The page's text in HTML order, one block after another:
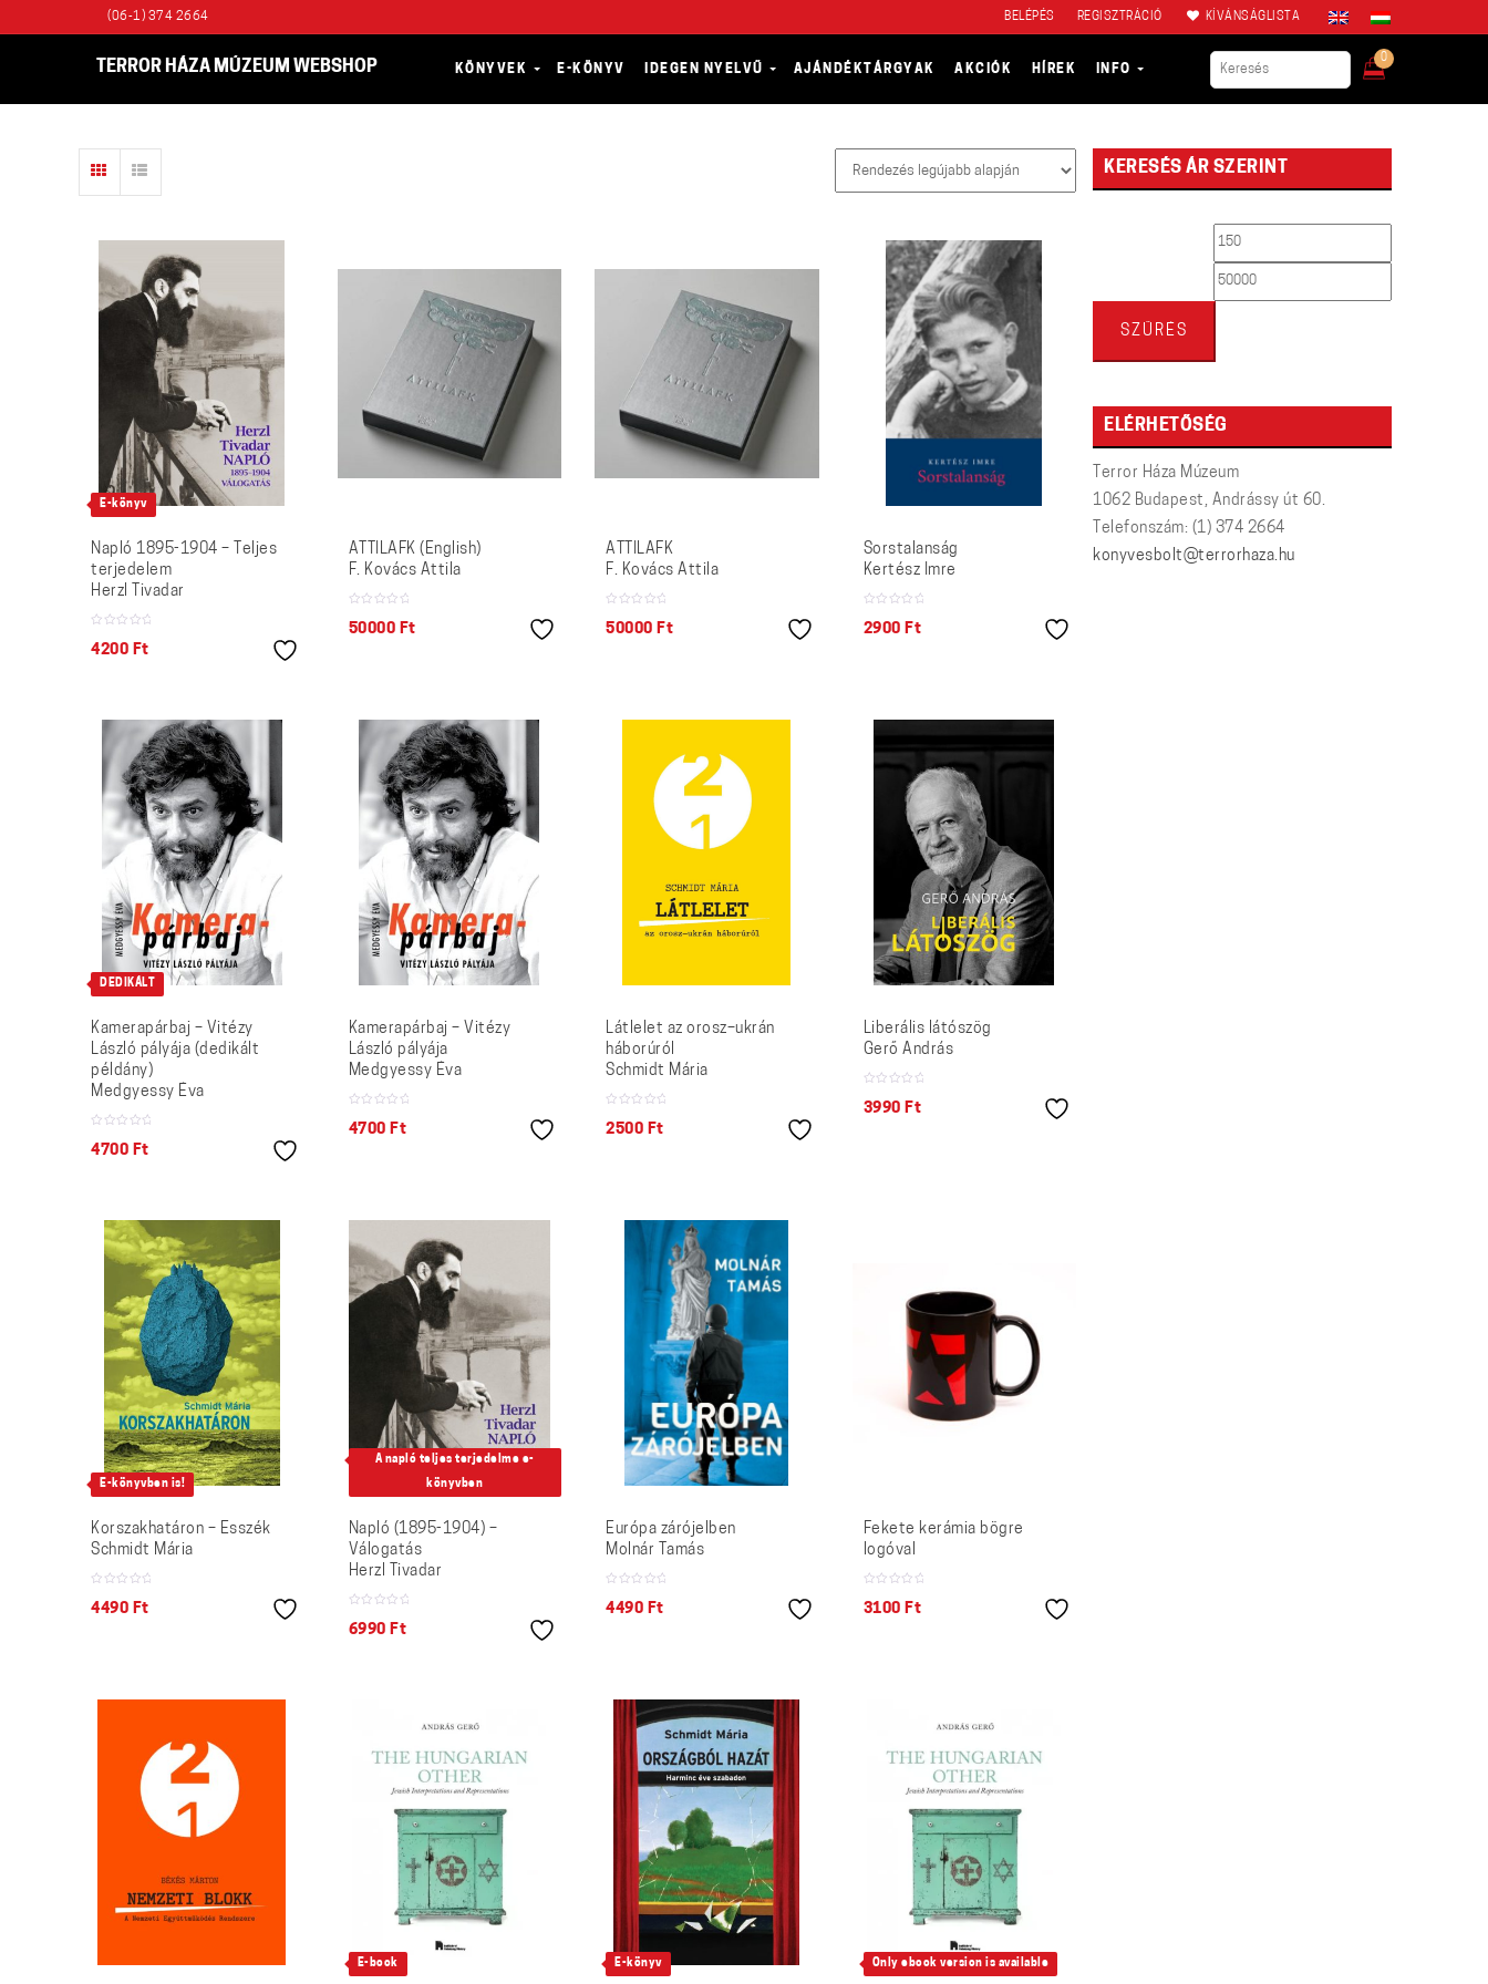
(06-1) 374 2664 BELÉPÉS REGISZTRÁCIÓ KÍVÁNSÁGLISTA
TERROR HÁZA MÚZEUM WEBSHOP KÖNYVEK E-KÖNYV IDEGEN NYELVŰ AJÁNDÉKTÁRGYAK AKCIÓK HÍREK INFO
0
E-könyv
Napló 1895-1904 – Teljes
terjedelem
Herzl Tivadar
4200 Ft
ATTILAFK (English)
F. Kovács Attila
50000 Ft
ATTILAFK
F. Kovács Attila
50000 Ft
Sorstalanság
Kertész Imre
2900 Ft
DEDIKÁLT
Kamerapárbaj – Vitézy
László pályája (dedikált
példány)
Medgyessy Éva
4700 Ft
Kamerapárbaj – Vitézy
László pályája
Medgyessy Éva
4700 Ft
Látlelet az orosz–ukrán
háborúról
Schmidt Mária
2500 Ft
Liberális látószög
Gerő András
3990 Ft
E-könyvben is!
Korszakhatáron – Esszék
Schmidt Mária
4490 Ft
A napló teljes terjedelme e-
könyvben
Napló (1895-1904) –
Válogatás
Herzl Tivadar
6990 Ft
Európa zárójelben
Molnár Tamás
4490 Ft
Fekete kerámia bögre
logóval
3100 Ft
E-book E-könyv Only ebook version is available
KERESÉS ÁR SZERINT
Min
SZŰRÉS
ELÉRHETŐSÉG
Terror Háza Múzeum
1062 Budapest, Andrássy út 60.
Telefonszám: (1) 374 2664
konyvesbolt@terrorhaza.hu